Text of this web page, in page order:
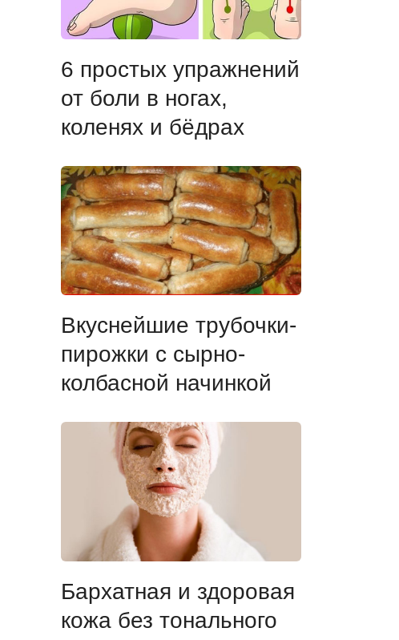
6 простых упражнений
от боли в ногах,
коленях и бёдрах
Вкуснейшие трубочки-
пирожки с сырно-
колбасной начинкой
Бархатная и здоровая
кожа без тонального